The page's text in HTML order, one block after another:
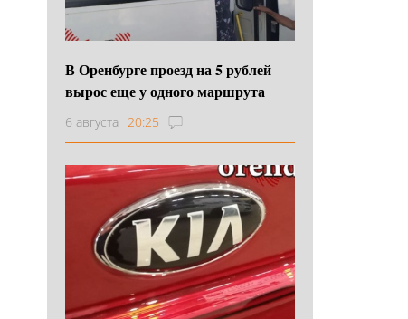
В Оренбурге проезд на 5 рублей
вырос еще у одного маршрута
6 августа 20:25